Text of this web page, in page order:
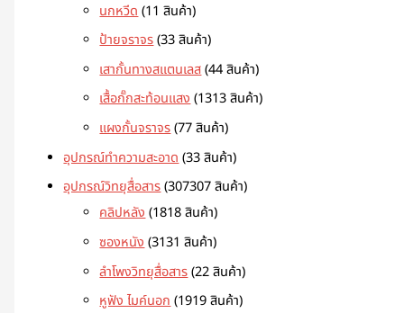
นกหวีด 11 สินค้า
ป้ายจราจร 33 สินค้า
เสากั้นทางสแตนเลส 44 สินค้า
เสื้อกั๊กสะท้อนแสง 1313 สินค้า
แผงกั้นจราจร 77 สินค้า
อุปกรณ์ทำความสะอาด 33 สินค้า
อุปกรณ์วิทยุสื่อสาร 307307 สินค้า
คลิปหลัง 1818 สินค้า
ซองหนัง 3131 สินค้า
ลำโพงวิทยุสื่อสาร 22 สินค้า
หูฟัง ไมค์นอก 1919 สินค้า